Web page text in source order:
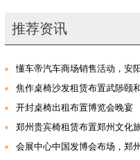
推荐资讯
懂车帝汽车商场销售活动，安
焦作桌椅沙发租赁布置武陟颐
开封桌椅出租布置博览会晚宴
郑州贵宾椅租赁布置郑州文化
会展中心中国发博会布场，郑